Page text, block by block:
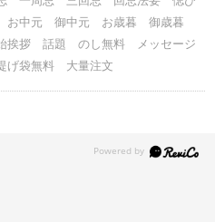
中元 御中元 お歳暮 御歳暮
挨拶 話題 のし無料 メッセージ
げ袋無料 大量注文